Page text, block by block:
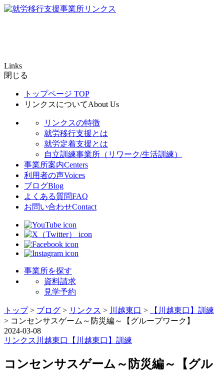
Links
閉じる
トップページ TOP
リンクスについてAbout Us
リンクスの特徴
就労移行支援とは
就労定着支援とは
自立訓練事業所（リワーク/生活訓練）
事業所案内Centers
利用者の声Voices
ブログBlog
よくある質問FAQ
お問い合わせContact
事業所を探す
資料請求
見学予約
トップ> ブログ > リンクス > 川越東口 >
【川越東口】訓練
> コンセンサスゲーム～防災編～【グループワーク】
2024-03-08
リンクス 川越東口 【川越東口】訓練
コンセンサスゲーム～防災編～【グル